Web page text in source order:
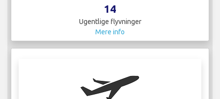
14
Ugentlige flyvninger
Mere info